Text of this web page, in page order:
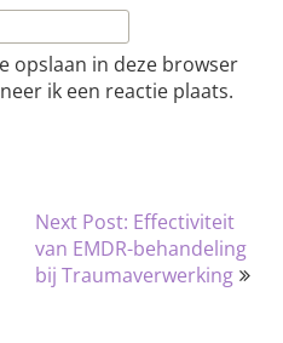
opslaan in deze browser
ik een reactie plaats.
Next Post: Effectiviteit
van EMDR-behandeling
bij Traumaverwerking